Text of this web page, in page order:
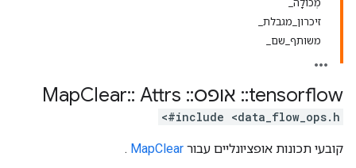
מְכוֹלָה_
זיכרון_מגבלת_
משותף_שם_
tensorflow
:: אופס::
Clear:: Attrs
#include <data_flow_ops.h>
קובעי תכונות אופציונליים עבור MapClear
.